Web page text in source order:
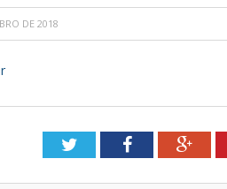
DE 2018
TwitterFacebook